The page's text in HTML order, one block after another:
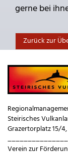
gerne bei
Zurück zur
Steirisches
Grazertorplatz 15/
Verein zur